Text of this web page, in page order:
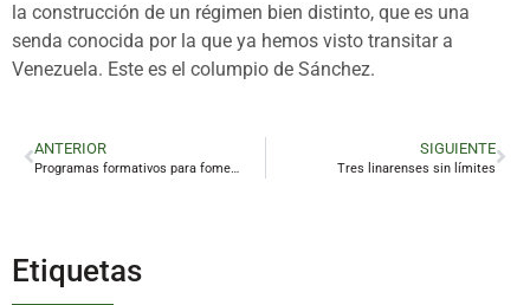
la construcción de un régimen bien distinto, que es una
senda conocida por la que ya hemos visto transitar a
Venezuela. Este es el columpio de Sánchez.
ANTERIOR SIGUIENTE
Tres linarenses sin límites
Etiquetas